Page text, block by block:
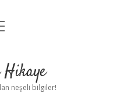
neşeli bilgiler!